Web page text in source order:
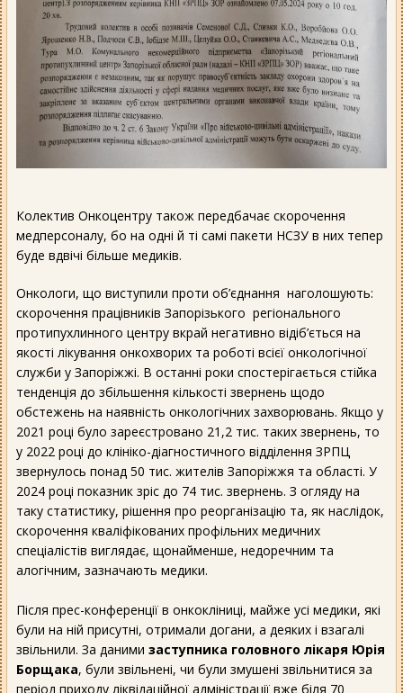
Колектив Онкоцентру також передбачає скорочення
медперсоналу, бо на одні й ті самі пакети НСЗУ в них тепер
буде вдвічі більше медиків.
Онкологи, що виступили проти об’єднання наголошують:
скорочення працівників Запорізького регіонального
протипухлинного центру вкрай негативно відіб’ється на
якості лікування онкохворих та роботі всієї онкологічної
служби у Запоріжжі. В останні роки спостерігається стійка
тенденція до збільшення кількості звернень щодо
обстежень на наявність онкологічних захворювань. Якщо у
2021 році було зареєстровано 21,2 тис. таких звернень, то
у 2022 році до клініко-діагностичного відділення ЗРПЦ
звернулось понад 50 тис. жителів Запоріжжя та області. У
2024 році показник зріс до 74 тис. звернень. З огляду на
таку статистику, рішення про реорганізацію та, як наслідок,
скорочення кваліфікованих профільних медичних
спеціалістів виглядає, щонайменше, недоречним та
алогічним, зазначають медики.
Після прес-конференції в онкокліниці, майже усі медики, які
були на ній присутні, отримали догани, а деяких і взагалі
звільнили. За даними заступника головного лікаря Юрія
Борщака, були звільнені, чи були змушені звільнитися за
період приходу ліквідаційної адміністрації вже біля 70